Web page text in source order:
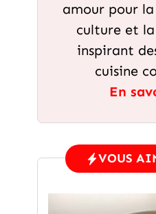
amour pour
culture et
inspirant
cuisine
En
VOUS